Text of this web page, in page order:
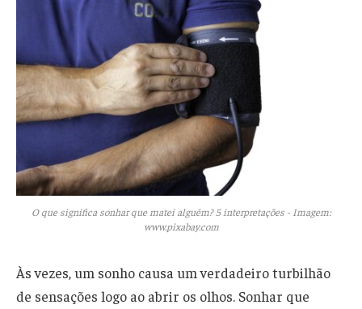
O que significa sonhar que matei alguém? 5 interpretações - Imagem:
www.pixabay.com
Às vezes, um sonho causa um verdadeiro turbilhão
de sensações logo ao abrir os olhos. Sonhar que